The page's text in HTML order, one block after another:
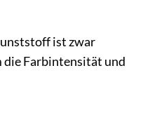
ist zwar
die Farbintensität und